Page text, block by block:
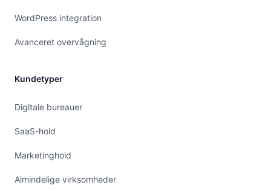
WordPress integration
Avanceret overvågning
Kundetyper
Digitale bureauer
SaaS-hold
Marketinghold
Almindelige virksomheder